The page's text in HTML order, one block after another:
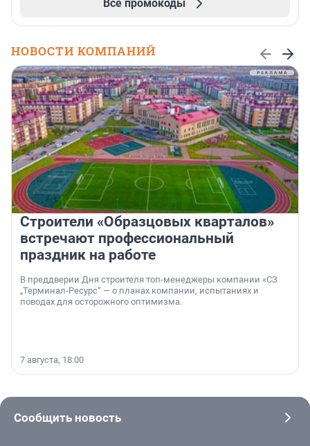
Все промокоды
НОВОСТИ КОМПАНИЙ
Строители «Образцовых кварталов»
встречают профессиональный
праздник на работе
В преддверии Дня строителя топ-менеджеры компании «СЗ
„Терминал-Ресурс“ — о планах компании, испытаниях и
поводах для осторожного оптимизма.
7 августа, 18:00
Сообщить новость